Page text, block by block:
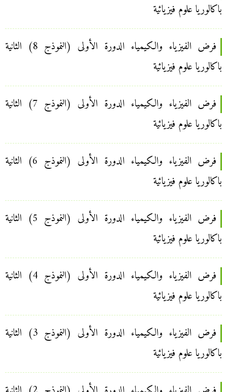
باكالوريا علوم فيزيائية
فرض الفيزياء والكيمياء الدورة الأولى (النموذج 8) الثانية
باكالوريا علوم فيزيائية
فرض الفيزياء والكيمياء الدورة الأولى (النموذج 7) الثانية
باكالوريا علوم فيزيائية
فرض الفيزياء والكيمياء الدورة الأولى (النموذج 6) الثانية
باكالوريا علوم فيزيائية
فرض الفيزياء والكيمياء الدورة الأولى (النموذج 5) الثانية
باكالوريا علوم فيزيائية
فرض الفيزياء والكيمياء الدورة الأولى (النموذج 4) الثانية
باكالوريا علوم فيزيائية
فرض الفيزياء والكيمياء الدورة الأولى (النموذج 3) الثانية
باكالوريا علوم فيزيائية